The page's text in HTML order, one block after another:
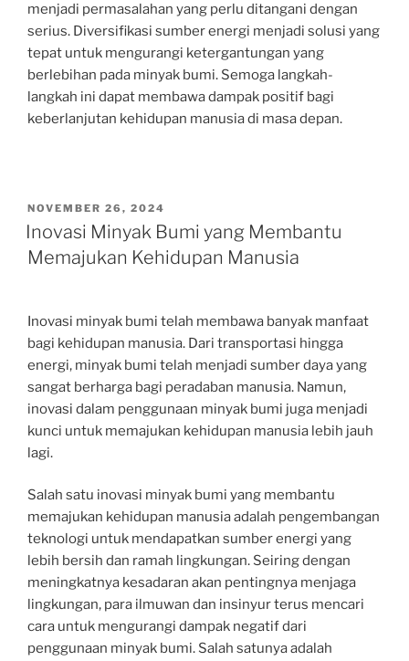
menjadi permasalahan yang perlu ditangani dengan
serius. Diversifikasi sumber energi menjadi solusi yang
tepat untuk mengurangi ketergantungan yang
berlebihan pada minyak bumi. Semoga langkah-
langkah ini dapat membawa dampak positif bagi
keberlanjutan kehidupan manusia di masa depan.
POSTED
ON
NOVEMBER 26, 2024
Inovasi Minyak Bumi yang Membantu
Memajukan Kehidupan Manusia
Inovasi minyak bumi telah membawa banyak manfaat
bagi kehidupan manusia. Dari transportasi hingga
energi, minyak bumi telah menjadi sumber daya yang
sangat berharga bagi peradaban manusia. Namun,
inovasi dalam penggunaan minyak bumi juga menjadi
kunci untuk memajukan kehidupan manusia lebih jauh
lagi.
Salah satu inovasi minyak bumi yang membantu
memajukan kehidupan manusia adalah pengembangan
teknologi untuk mendapatkan sumber energi yang
lebih bersih dan ramah lingkungan. Seiring dengan
meningkatnya kesadaran akan pentingnya menjaga
lingkungan, para ilmuwan dan insinyur terus mencari
cara untuk mengurangi dampak negatif dari
penggunaan minyak bumi. Salah satunya adalah